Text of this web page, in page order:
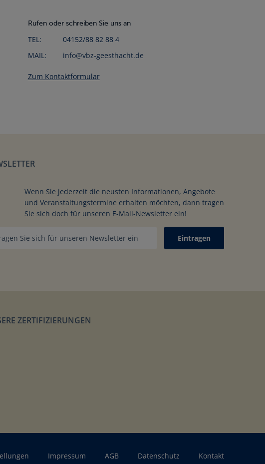
Rufen oder schreiben Sie uns an
TEL:
04152/88 82 88 4
MAIL:
info@vbz-geesthacht.de
Zum Kontaktformular
Wenn Sie jederzeit die neusten Informationen, Angebote
und Veranstaltungstermine erhalten möchten, dann tragen
Sie sich doch für unseren E-Mail-Newsletter ein!
Eintragen
ZERTIFIZIERUNGEN
Impressum AGB Datenschutz Kontakt